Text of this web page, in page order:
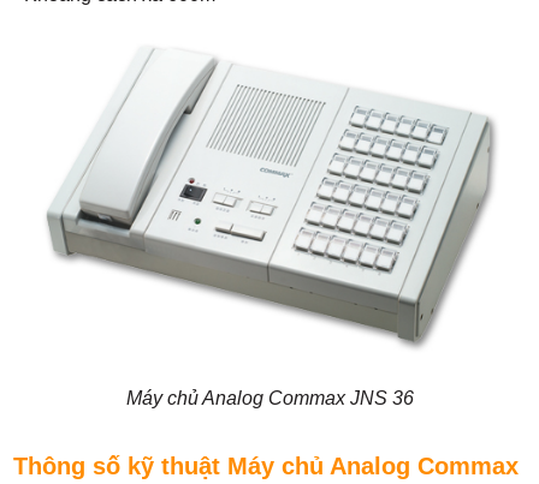
Máy chủ Analog Commax JNS 36
Thông số kỹ thuật Máy chủ Analog Commax